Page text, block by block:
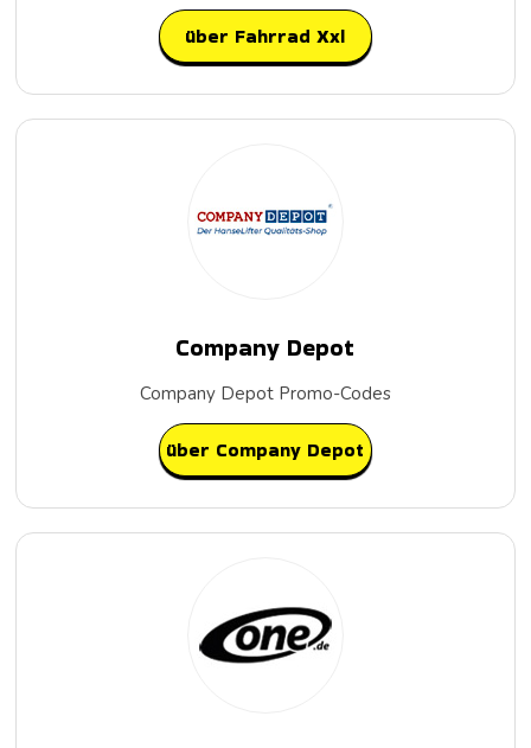
über Fahrrad Xxl
Company Depot
Company Depot Promo-Codes
über Company Depot